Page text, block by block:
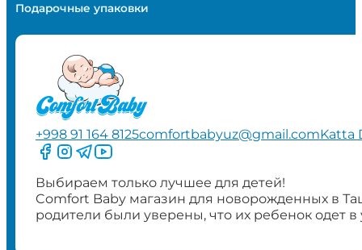
Подарочные упаковки
+998 91 164 8125comfortbabyuz@gmail.comKatta
Следите за нами на Facebook
Следите за нами в Instagram
Следите за нами в Telegram
Следите за нами в YouTube
Выбираем только лучшее для детей!
Comfort Baby магазин для новорожденных в
родители были уверены, что их ребенок одет